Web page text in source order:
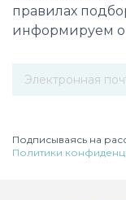
правилах
информируем о
Подписываясь на
Политики